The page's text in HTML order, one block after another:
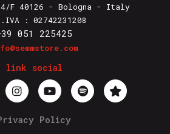
F 40126 - Bologna - Italy
: 02742231208
051 225425
link social
Policy